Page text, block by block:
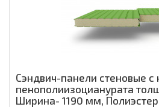
Сэндвич-панели стеновые с
пенополиизоцианурата
Ширина- 1190 мм, Полиэстер